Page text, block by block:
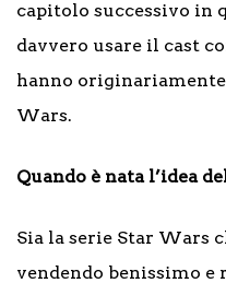
capitolo successivo in
davvero usare il cast
hanno
Wars.
Quando è nata l’idea
Sia la serie Star Wars
vendendo benissimo